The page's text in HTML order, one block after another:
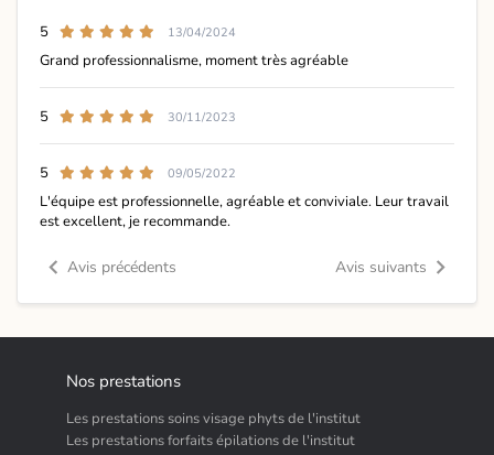
5 13/04/2024
Grand professionnalisme, moment très agréable
5 30/11/2023
5 09/05/2022
L'équipe est professionnelle, agréable et conviviale. Leur travail
est excellent, je recommande.
Avis précédents Avis suivants
Nos prestations
Les prestations soins visage phyts de l'institut
Les prestations forfaits épilations de l'institut